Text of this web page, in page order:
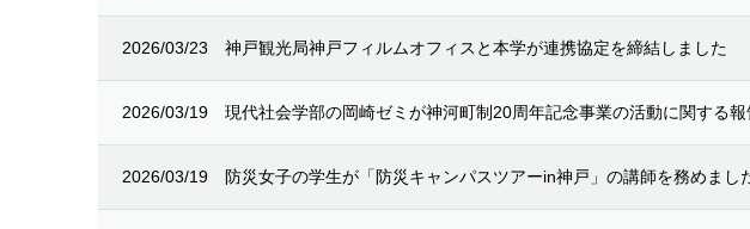
2026/03/23 神戸観光局神戸フィルムオフィスと本学が連携協定を締結しました
2026/03/19 現代社会学部の岡崎ゼミが神河町制20周年記念事業の活動に関する
2026/03/19 防災女子の学生が「防災キャンパスツアーin神戸」の講師を務めまし